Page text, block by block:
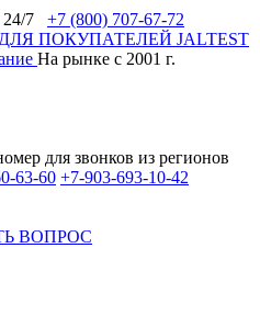
24/7 +7 (800) 707-67-72
ПОКУПАТЕЛЕЙ JALTEST
На рынке с 2001 г.
для звонков из регионов
63-60 +7-903-693-10-42
ВОПРОС